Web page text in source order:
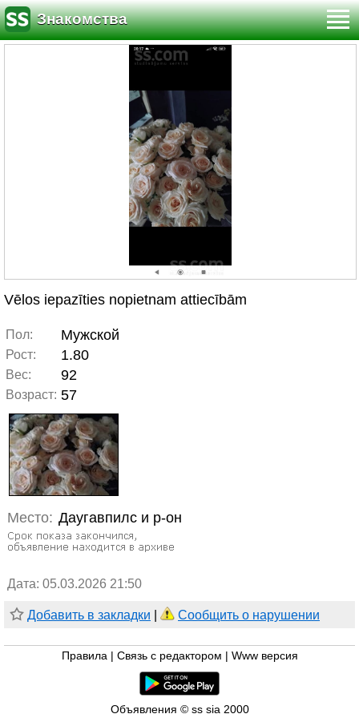
Знакомства
Vēlos iepazīties nopietnam attiecībām
Пол: Мужской
Рост: 1.80
Вес: 92
Возраст: 57
Место: Даугавпилс и р-он
Дата: 05.03.2026 21:50
Добавить в закладки Сообщить о нарушении
Правила Связь с редактором Www версия
Объявления © ss sia 2000